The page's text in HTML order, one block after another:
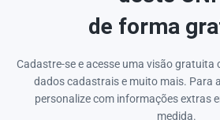
de forma
Cadastre-se e acesse uma visão gratuita
dados cadastrais e muito mais. Para
personalize com informações extras
medida.